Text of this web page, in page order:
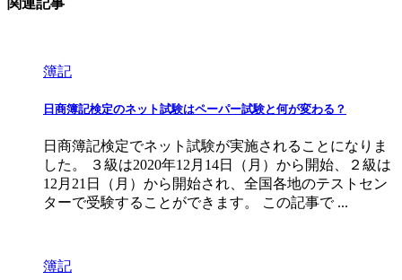
簿記
日商簿記検定のネット試験はペーパー試験と何が変わる？
日商簿記検定でネット試験が実施されることになりま
した。 ３級は2020年12月14日（月）から開始、２級は
12月21日（月）から開始され、全国各地のテストセン
ターで受験することができます。 この記事で ...
簿記